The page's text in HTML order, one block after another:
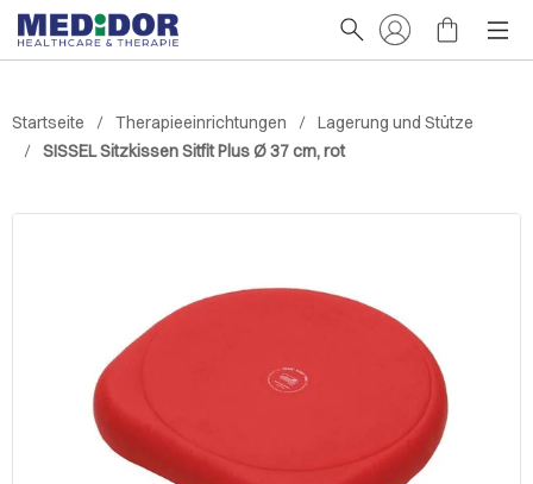
Startseite Therapieeinrichtungen
Lagerung und Stütze
SISSEL Sitzkissen Sitfit Plus Ø 37 cm, rot